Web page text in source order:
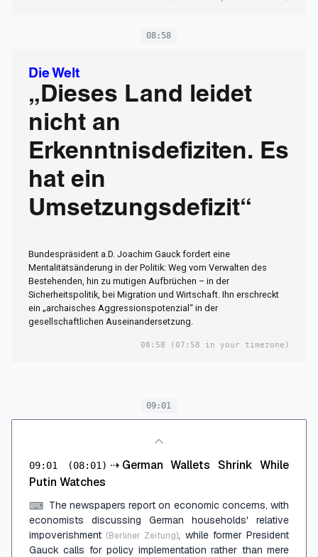
08:58
Die Welt
„Dieses Land leidet
nicht an
Erkenntnisdefiziten. Es
hat ein
Umsetzungsdefizit“
Bundespräsident a.D. Joachim Gauck fordert eine
Mentalitätsänderung in der Politik: Weg vom Verwalten des
Bestehenden, hin zu mutigen Aufbrüchen – in der
Sicherheitspolitik, bei Migration und Wirtschaft. Ihn erschreckt
ein „archaisches Aggressionspotenzial“ in der
gesellschaftlichen Auseinandersetzung.
08:58 (07:58 in your timezone)
09:01
09:01 (08:01) ⇢ German Wallets Shrink While
Putin Watches
⌨ The newspapers report on economic concerns, with
economists discussing German households' relative
impoverishment (Berliner Zeitung), while former President
Gauck calls for policy implementation rather than mere